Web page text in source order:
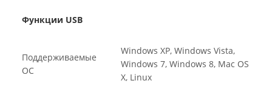
Функции USB
Поддерживаемые
ОС
Windows XP, Windows Vista,
Windows 7, Windows 8, Mac OS
X, Linux